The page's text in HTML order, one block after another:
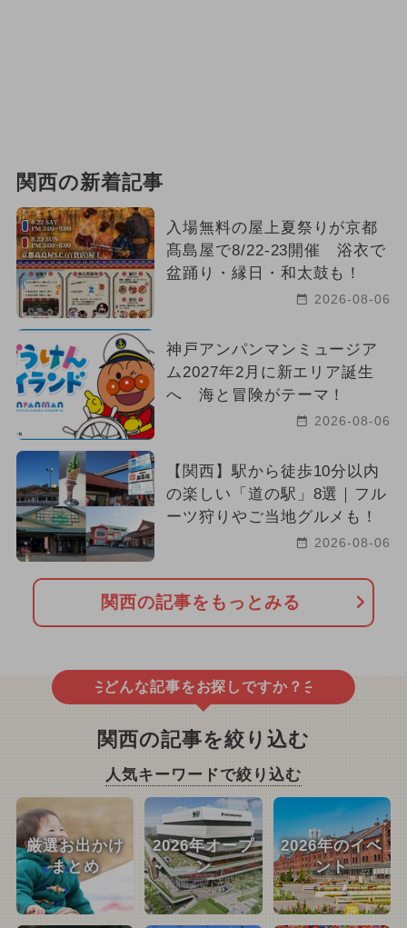
関西の新着記事
入場無料の屋上夏祭りが京都
髙島屋で8/22-23開催 浴衣で
盆踊り・縁日・和太鼓も！
2026-08-06
神戸アンパンマンミュージア
ム2027年2月に新エリア誕生
へ 海と冒険がテーマ！
2026-08-06
【関西】駅から徒歩10分以内
の楽しい「道の駅」8選｜フル
ーツ狩りやご当地グルメも！
2026-08-06
関西の記事をもっとみる
どんな記事をお探しですか？
関西の記事を絞り込む
人気キーワードで絞り込む
厳選お出かけ
まとめ
2026年オープ
ン
2026年のイベ
ント